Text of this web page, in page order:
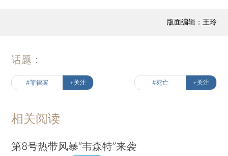
版面编辑：王玲
话题：
#菲律宾 +关注 #死亡 +关注
相关阅读
第8号热带风暴“韦森特”来袭